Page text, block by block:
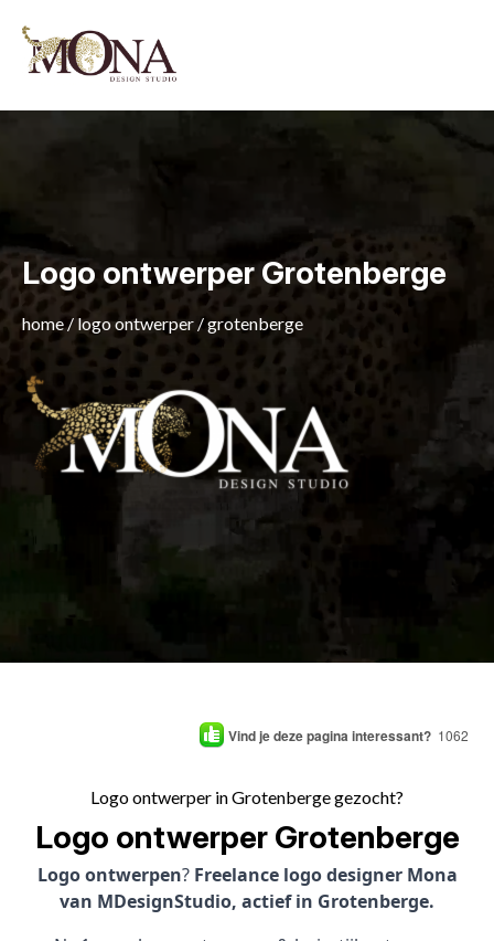
Logo ontwerper Grotenberge
home /logo ontwerper /grotenberge
Vind je deze pagina interessant? 1062
Logo ontwerper in Grotenberge gezocht?
Logo ontwerper Grotenberge
Logo ontwerpen? Freelance logo designer Mona
van MDesignStudio, actief in Grotenberge.